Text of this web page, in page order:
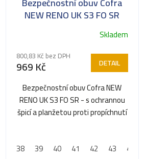
NEW RENO UK S3 FO SR
hodnocení
produktu
je
5,0
z
5
Skladem
800,83 Kč bez DPH
969 Kč DETAIL
Bezpečnostní obuv Cofra NEW
RENO UK S3 FO SR - s ochrannou
špicí a planžetou proti propíchnutí
38 39 40 41 42 43 44